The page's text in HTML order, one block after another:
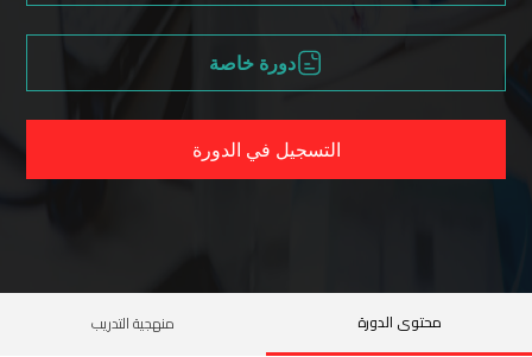
دورة خاصة
التسجيل في الدورة
محتوى الدورة منهجية التدريب